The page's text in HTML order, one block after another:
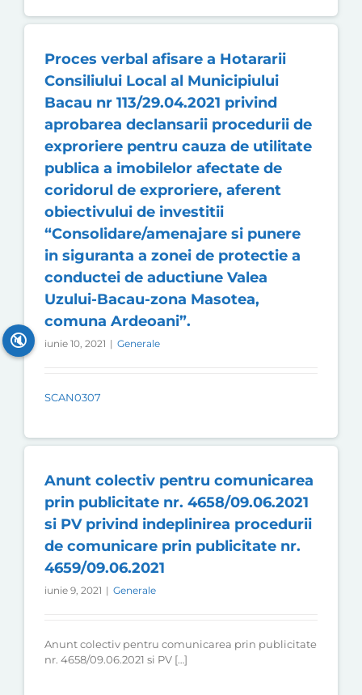
Proces verbal afisare a Hotararii
Consiliului Local al Municipiului
Bacau nr 113/29.04.2021 privind
aprobarea declansarii procedurii de
exproriere pentru cauza de utilitate
publica a imobilelor afectate de
coridorul de exproriere, aferent
obiectivului de investitii
“Consolidare/amenajare si punere
in siguranta a zonei de protectie a
conductei de aductiune Valea
Uzului-Bacau-zona Masotea,
comuna Ardeoani”.
iunie 10, 2021 | Generale
SCAN0307
Anunt colectiv pentru comunicarea
prin publicitate nr. 4658/09.06.2021
si PV privind indeplinirea procedurii
de comunicare prin publicitate nr.
4659/09.06.2021
iunie 9, 2021 | Generale
Anunt colectiv pentru comunicarea prin publicitate
nr. 4658/09.06.2021 si PV […]
🔇